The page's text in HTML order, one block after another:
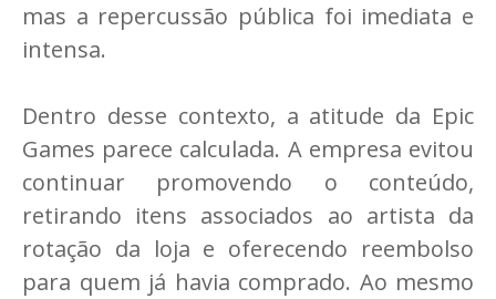
mas a repercussão pública foi imediata e
intensa.
Dentro desse contexto, a atitude da Epic
Games parece calculada. A empresa evitou
continuar promovendo o conteúdo,
retirando itens associados ao artista da
rotação da loja e oferecendo reembolso
para quem já havia comprado. Ao mesmo